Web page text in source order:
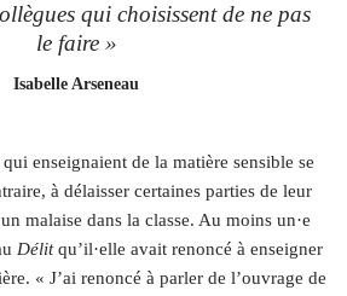
qui choisissent de ne pas
le faire »
Isabelle Arseneau
qui enseignaient de la matière sensible se
à délaisser certaines parties de leur
malaise dans la classe. Au moins un·e
Délitqu’il·elle avait renoncé à enseigner
« J’ai renoncé à parler de l’ouvrage de